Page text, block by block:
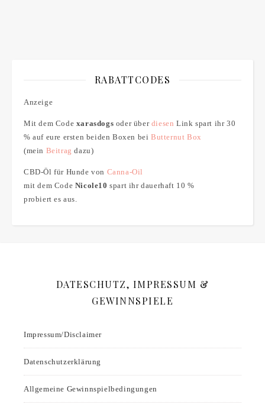
RABATTCODES
Anzeige
Mit dem Code xarasdogs oder über diesen Link spart ihr 30
% auf eure ersten beiden Boxen beiButternut Box
(mein Beitrag dazu)
CBD-Öl für Hunde von Canna-Oil
mit dem Code Nicole10 spart ihr dauerhaft 10 %
probiert es aus.
DATESCHUTZ, IMPRESSUM &
GEWINNSPIELE
Impressum/Disclaimer
Datenschutzerklärung
Allgemeine Gewinnspielbedingungen